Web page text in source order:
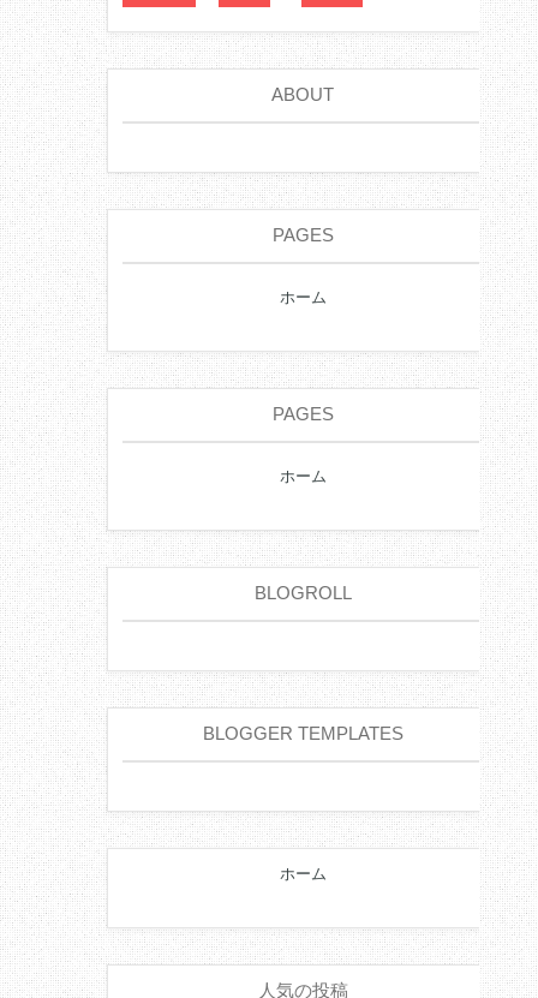
ABOUT
PAGES
ホーム
PAGES
ホーム
BLOGROLL
BLOGGER TEMPLATES
ホーム
人気の投稿